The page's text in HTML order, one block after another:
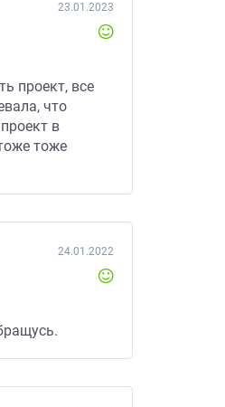
23.01.2023
проект, все
что
в
тоже
24.01.2022